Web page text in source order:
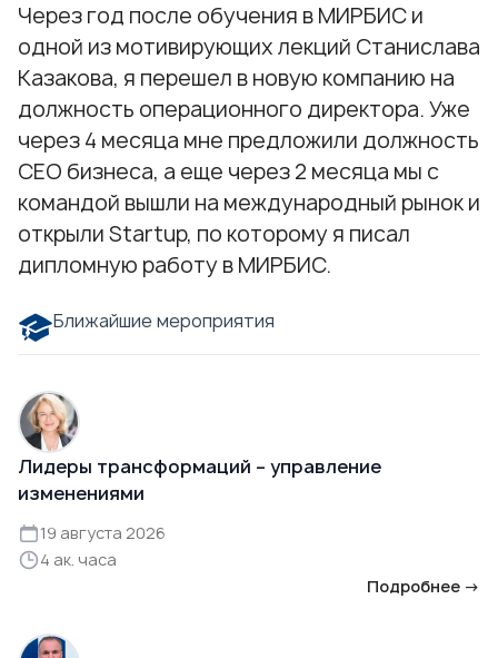
Через год после обучения в МИРБИС и
одной из мотивирующих лекций Станислава
Казакова, я перешел в новую компанию на
должность операционного директора. Уже
через 4 месяца мне предложили должность
СЕО бизнеса, а еще через 2 месяца мы с
командой вышли на международный рынок и
открыли Startup, по которому я писал
дипломную работу в МИРБИС.
Ближайшие мероприятия
Лидеры трансформаций – управление
изменениями
19 августа 2026
4 ак. часа
Подробнее →